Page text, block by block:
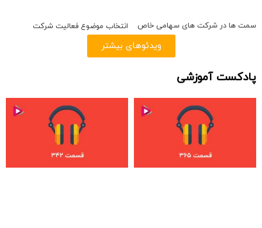
سمت ها در شرکت های سهامی خاص انتخاب موضوع فعالیت شرکت
ویدئوهای بیشتر
پادکست آموزشی